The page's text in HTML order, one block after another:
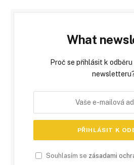
What
Proč se přihlásit k
Souhlasím se zásadami